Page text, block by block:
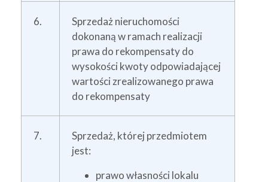
6.
Sprzedaż nieruchomości
dokonaną w ramach realizacji
prawa do rekompensaty do
wysokości kwoty odpowiadającej
wartości zrealizowanego prawa
do rekompensaty
7.
Sprzedaż, której przedmiotem
jest:
prawo własności lokalu